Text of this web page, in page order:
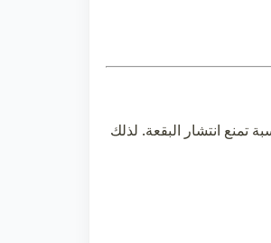
تمنع انتشار البقعة. لذلك